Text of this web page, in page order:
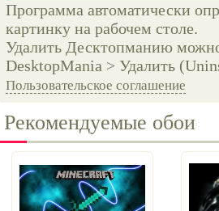
Программа автоматически
картинку на рабочем столе.
Удалить Десктопманию
DesktopMania > Удалить
Пользовательское соглашение
Рекомендуемые обои